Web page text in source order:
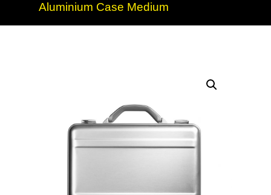
Aluminium Case Medium